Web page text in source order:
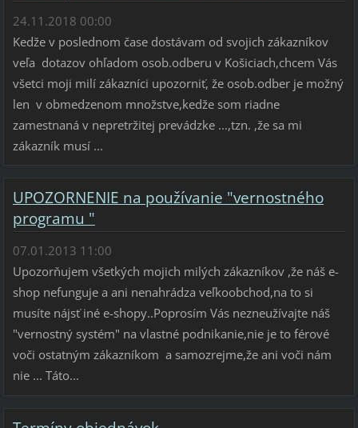
24.11.2018 00:00
Kedže v poslednom čase dostávam od svojich zákazníkov
veľa dotazov ohľadom osob.odberu v Košiciach,chcem Vás
všetci moji milí zákazníci upozorniť, že osob.odber je možný
len v obmedzenom množstve,kedže som riadne
zamestnaná v nepretržitej prevádzke ...,tzn. ,že sa mi
zákazník musí ...
UPOZORNENIE na používanie "vernostného
programu "
07.01.2013 11:00
Upozorňujem všetkých mojich milých zákazníkov ,že náš e-
shop nefunguje a ani nenahrádza veľkoobchod,na to si
musíte nájsť iné e-shopy..Poprosím Vás nezneužívajte náš
"vernostný systém" na vlastné podnikanie,nie je to férové
voči ostatným zákazníkom a samozrejme,že ani voči nám
nie ... Táto...